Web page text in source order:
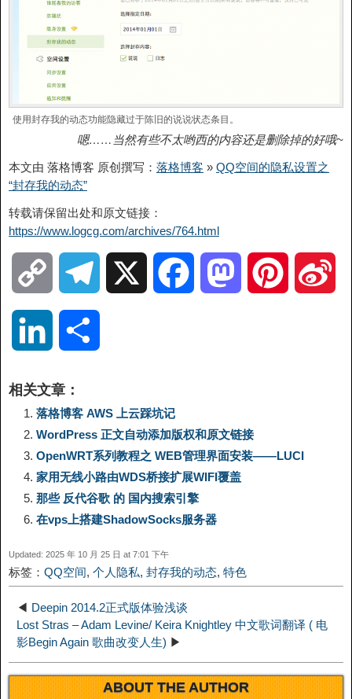
使用封存我的动态功能隐藏过于陈旧的说说状态条目。
嗯……当然有些不太哟西的内容还是删除掉的好哦~
本文由 落格博客 原创撰写： 落格博客 » QQ空间的隐私设置之
“封存我的动态”
转载请保留出处和原文链接：
https://www.logcg.com/archives/764.html
o
y
L
i
n
k
g
r
a
m
b
o
o
o
n
k
e
I
n
相关文章：
落格博客 AWS 上云踩坑记
WordPress 正文自动添加版权和原文链接
OpenWRT系列教程之 WEB管理界面安装——LUCI
家用无线小路由WDS桥接扩展WIFI覆盖
那些 反代谷歌 的 国内搜索引擎
在vps上搭建ShadowSocks服务器
Updated: 2025 年 10 月 25 日 at 7:01 下午
标签： QQ空间, 个人隐私, 封存我的动态, 特色
◀ Deepin 2014.2正式版体验浅谈
Lost Stras – Adam Levine/ Keira Knightley 中文歌词翻译 ( 电
影Begin Again 歌曲改变人生) ▶
ABOUT THE AUTHOR